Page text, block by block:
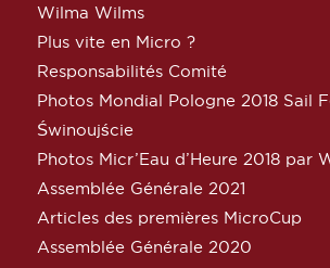
Wilma Wilms
Plus vite en Micro ?
Responsabilités Comité
Photos Mondial Pologne 2018 Sail
Świnoujście
Photos Micr’Eau d’Heure 2018 par
Assemblée Générale 2021
Articles des premières MicroCup
Assemblée Générale 2020